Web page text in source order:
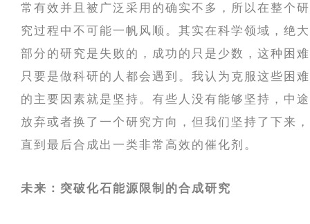
常有效并且被广泛采用的确实不多，所以在整个研
究过程中不可能一帆风顺。其实在科学领域，绝大
部分的研究是失败的，成功的只是少数，这种困难
只要是做科研的人都会遇到。我认为克服这些困难
的主要因素就是坚持。有些人没有能够坚持，中途
放弃或者换了一个研究方向，但我们坚持了下来，
直到最后合成出一类非常高效的催化剂。
未来：突破化石能源限制的合成研究